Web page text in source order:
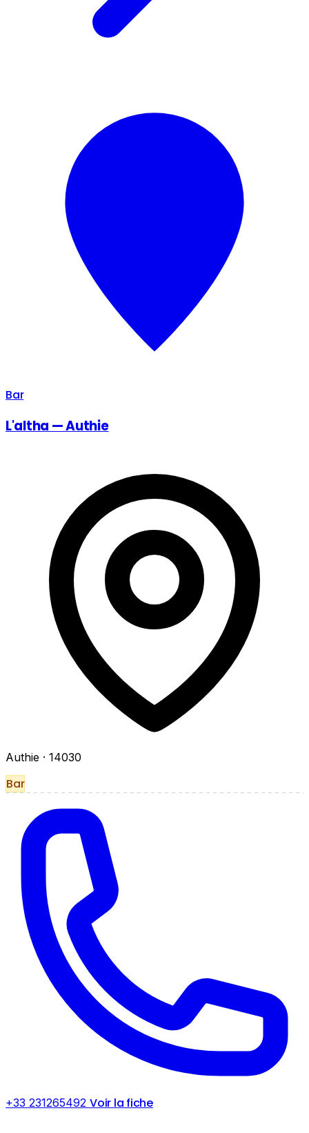
Bar
L'altha — Authie
Authie · 14030
Bar
+33 231265492 Voir la fiche